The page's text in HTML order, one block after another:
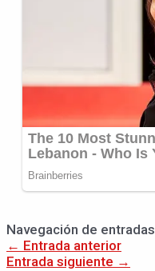
Navegación de entradas
← Entrada anterior
Entrada siguiente →